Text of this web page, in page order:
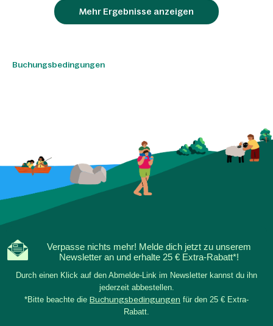
Mehr Ergebnisse anzeigen
Buchungsbedingungen
Verpasse nichts mehr! Melde dich jetzt zu unserem
Newsletter an und erhalte 25 € Extra-Rabatt*!
Durch einen Klick auf den Abmelde-Link im Newsletter kannst du ihn
jederzeit abbestellen.
*Bitte beachte die Buchungsbedingungen für den 25 € Extra-
Rabatt.